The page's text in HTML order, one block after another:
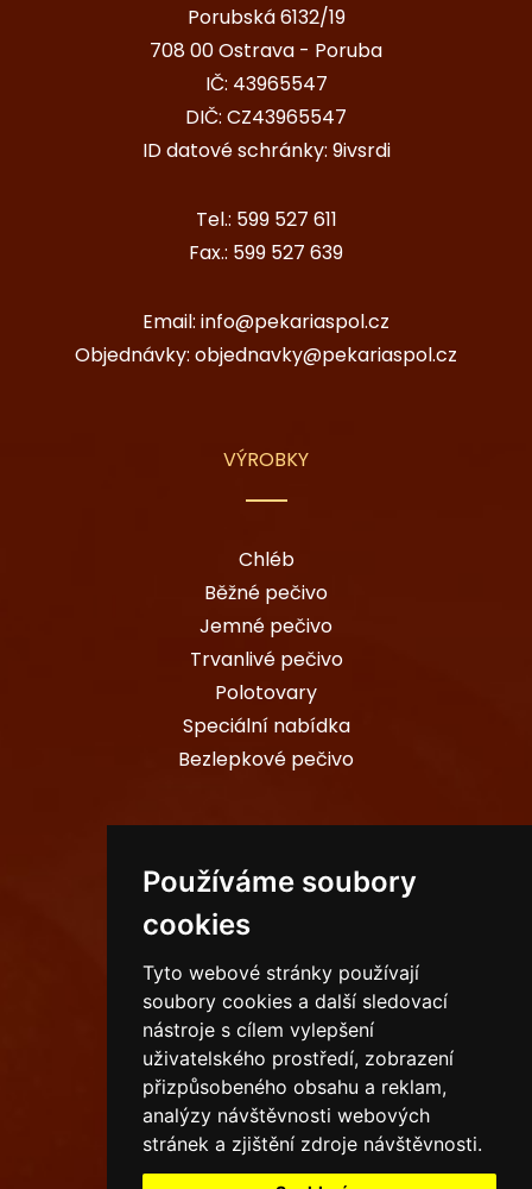
Používáme soubory
cookies
Tyto webové stránky používají
soubory cookies a další sledovací
nástroje s cílem vylepšení
uživatelského prostředí, zobrazení
přizpůsobeného obsahu a reklam,
analýzy návštěvnosti webových
stránek a zjištění zdroje návštěvnosti.
Porubská 6132/19
708 00 Ostrava - Poruba
IČ: 43965547
DIČ: CZ43965547
ID datové schránky: 9ivsrdi
Tel.: 599 527 611
Fax.: 599 527 639
Email: info@pekariaspol.cz
Objednávky: objednavky@pekariaspol.cz
VÝROBKY
Chléb
Běžné pečivo
Jemné pečivo
Trvanlivé pečivo
Polotovary
Speciální nabídka
Bezlepkové pečivo
PROVOZOVNY
Sídlo společnosti
Ostrava
Havířov
Karviná